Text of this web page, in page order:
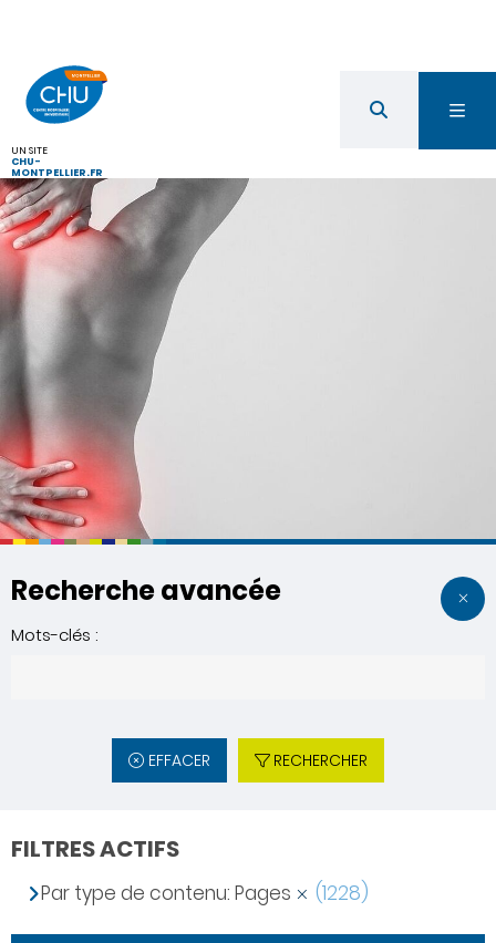
UN SITE
CHU-
MONTPELLIER.FR
Recherche avancée
Mots-clés :
EFFACER RECHERCHER
FILTRES ACTIFS
Par type de contenu: Pages (1228)